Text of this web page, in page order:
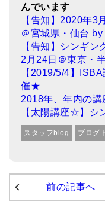
んでいます
【告知】2020年3
＠宮城県・仙台
【告知】シンギ
2月24日＠東京・
【2019/5/4】
催★
2018年、年内の
【太陽講座☆】シ
スタッフblog ブログ
前の記事へ